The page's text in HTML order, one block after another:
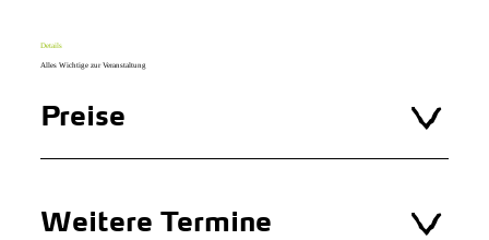
Details
Alles Wichtige zur Veranstaltung
Preise
Weitere Termine